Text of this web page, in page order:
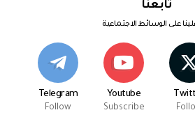
تابعنا
على الوسائط الاجتماعية
Youtube
Subscribe
Telegram
Follow